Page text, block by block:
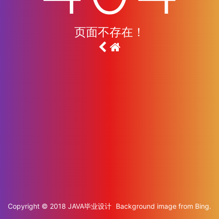
页面不存在！
Copyright © 2018 JAVA毕业设计 Background image from Bing.